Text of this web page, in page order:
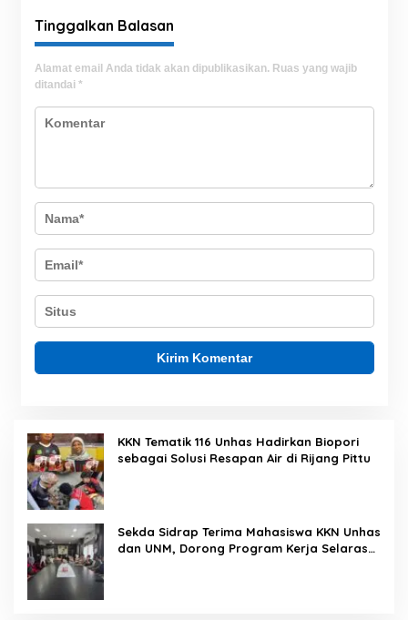
Tinggalkan Balasan
Alamat email Anda tidak akan dipublikasikan. Ruas yang wajib
ditandai *
KKN Tematik 116 Unhas Hadirkan Biopori
sebagai Solusi Resapan Air di Rijang Pittu
Sekda Sidrap Terima Mahasiswa KKN Unhas
dan UNM, Dorong Program Kerja Selaras